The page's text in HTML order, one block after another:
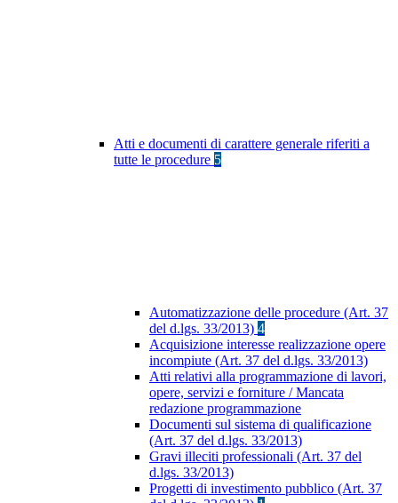
Atti e documenti di carattere generale riferiti a
tutte le procedure 5
Automatizzazione delle procedure (Art. 37
del d.lgs. 33/2013) 4
Acquisizione interesse realizzazione opere
incompiute (Art. 37 del d.lgs. 33/2013)
Atti relativi alla programmazione di lavori,
opere, servizi e forniture / Mancata
redazione programmazione
Documenti sul sistema di qualificazione
(Art. 37 del d.lgs. 33/2013)
Gravi illeciti professionali (Art. 37 del
d.lgs. 33/2013)
Progetti di investimento pubblico (Art. 37